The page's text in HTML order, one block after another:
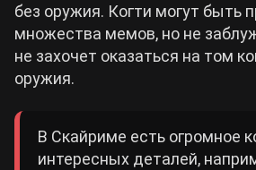
без оружия. Когти могут быть
множества мемов, но не
не захочет оказаться на том
оружия.
В Скайриме есть огромное
интересных деталей,